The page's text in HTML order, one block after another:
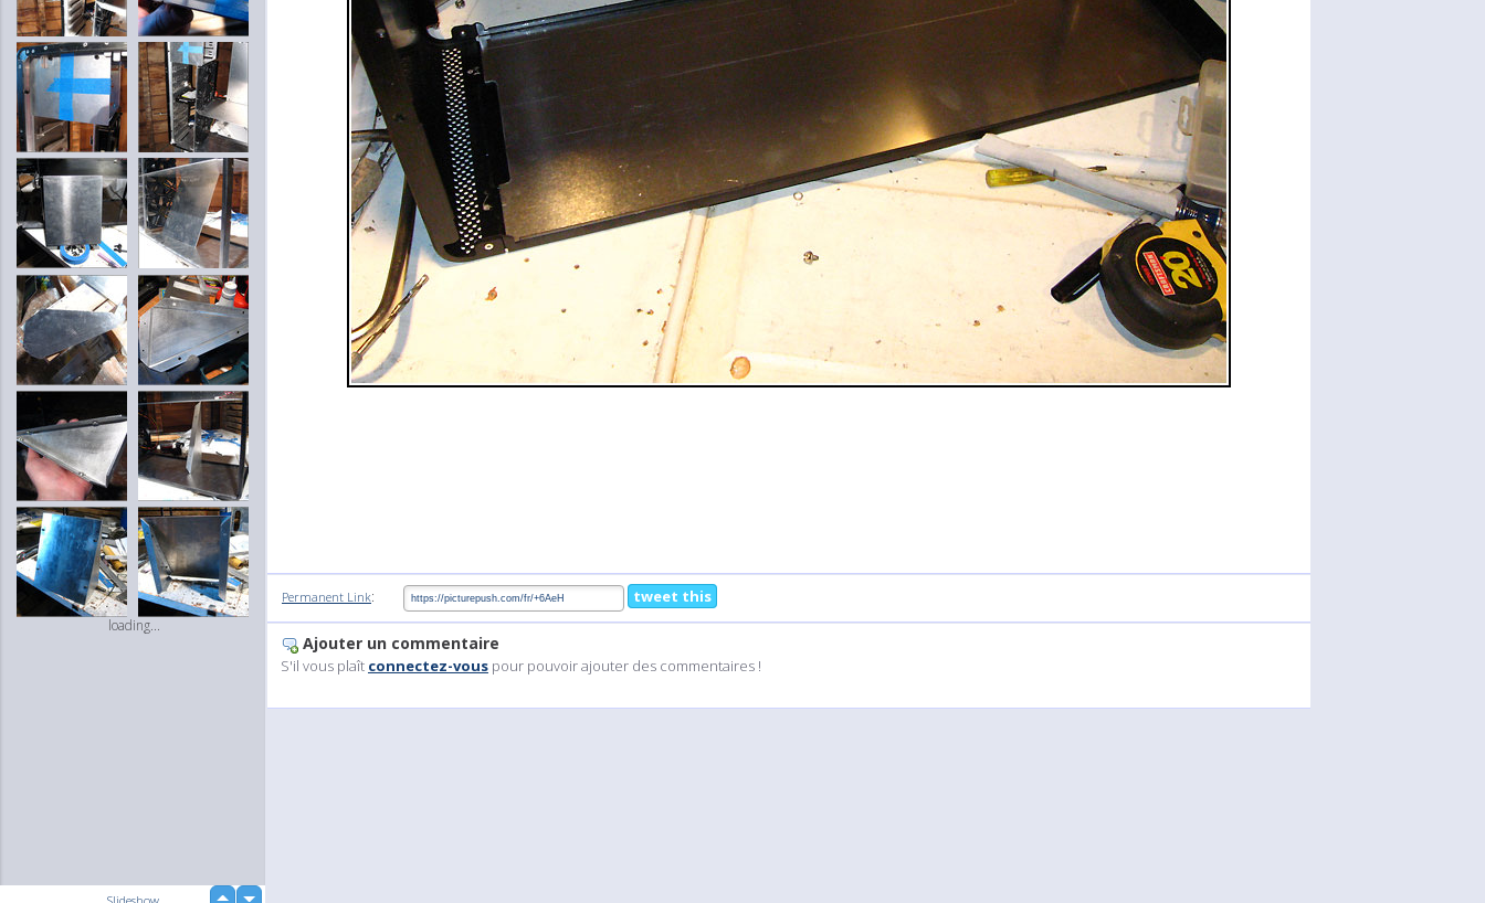
loading...
Permanent Link: tweet this
Ajouter un commentaire
S'il vous plaît connectez-vous pour pouvoir ajouter des commentaires !